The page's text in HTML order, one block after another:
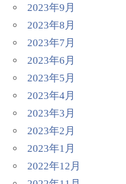
2023年9月
2023年8月
2023年7月
2023年6月
2023年5月
2023年4月
2023年3月
2023年2月
2023年1月
2022年12月